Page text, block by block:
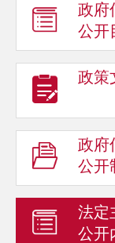
政府
公开
政策
政府
公开
法定
公开